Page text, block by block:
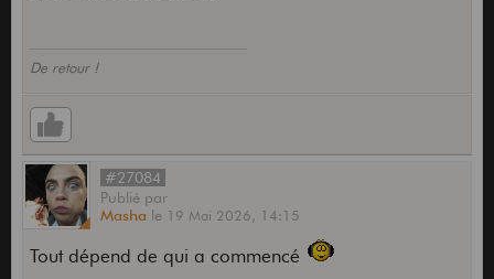
De retour !
#27084
Publié par
Masha le 19 Mai 2026, 14:15
Tout dépend de qui a commencé